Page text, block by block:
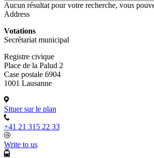
Aucun résultat pour votre recherche, vous
Address
Votations
Secrétariat municipal
Registre civique
Place de la Palud 2
Case postale 6904
1001 Lausanne
Situer sur le plan
+41 21 315 22 33
Write to us